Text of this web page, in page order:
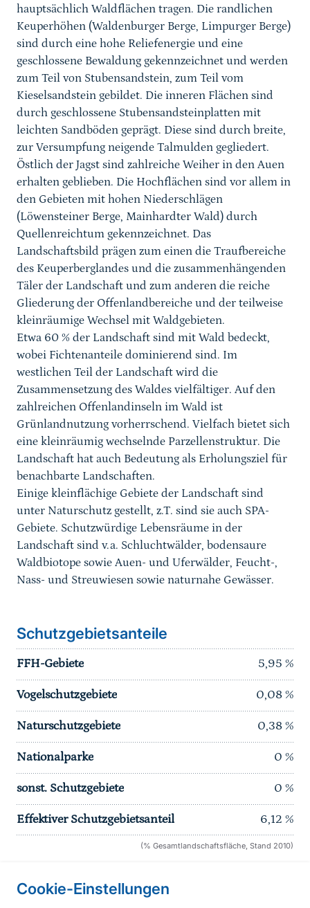
Cookie-Einstellungen
hauptsächlich Waldflächen tragen. Die randlichen
Keuperhöhen (Waldenburger Berge, Limpurger Berge)
sind durch eine hohe Reliefenergie und eine
geschlossene Bewaldung gekennzeichnet und werden
zum Teil von Stubensandstein, zum Teil vom
Kieselsandstein gebildet. Die inneren Flächen sind
durch geschlossene Stubensandsteinplatten mit
leichten Sandböden geprägt. Diese sind durch breite,
zur Versumpfung neigende Talmulden gegliedert.
Östlich der Jagst sind zahlreiche Weiher in den Auen
erhalten geblieben. Die Hochflächen sind vor allem in
den Gebieten mit hohen Niederschlägen
(Löwensteiner Berge, Mainhardter Wald) durch
Quellenreichtum gekennzeichnet. Das
Landschaftsbild prägen zum einen die Traufbereiche
des Keuperberglandes und die zusammenhängenden
Täler der Landschaft und zum anderen die reiche
Gliederung der Offenlandbereiche und der teilweise
kleinräumige Wechsel mit Waldgebieten.
Etwa 60 % der Landschaft sind mit Wald bedeckt,
wobei Fichtenanteile dominierend sind. Im
westlichen Teil der Landschaft wird die
Zusammensetzung des Waldes vielfältiger. Auf den
zahlreichen Offenlandinseln im Wald ist
Grünlandnutzung vorherrschend. Vielfach bietet sich
eine kleinräumig wechselnde Parzellenstruktur. Die
Landschaft hat auch Bedeutung als Erholungsziel für
benachbarte Landschaften.
Einige kleinflächige Gebiete der Landschaft sind
unter Naturschutz gestellt, z.T. sind sie auch SPA-
Gebiete. Schutzwürdige Lebensräume in der
Landschaft sind v.a. Schluchtwälder, bodensaure
Waldbiotope sowie Auen- und Uferwälder, Feucht-,
Nass- und Streuwiesen sowie naturnahe Gewässer.
Schutzgebietsanteile
FFH-Gebiete 5,95 %
Vogelschutzgebiete 0,08 %
Naturschutzgebiete 0,38 %
Nationalparke 0 %
sonst. Schutzgebiete 0 %
Effektiver Schutzgebietsanteil 6,12 %
(% Gesamtlandschaftsfläche, Stand 2010)
Informationen zur Seite